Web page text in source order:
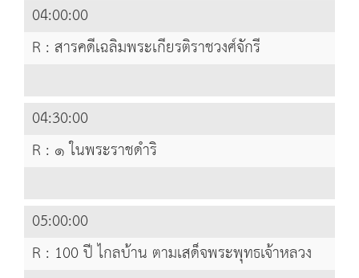
04:00:00
R : สารคดีเฉลิมพระเกียรติราชวงศ์จักรี
04:30:00
R : ๑ ในพระราชดำริ
05:00:00
R : 100 ปี ไกลบ้าน ตามเสด็จพระพุทธเจ้าหลวง